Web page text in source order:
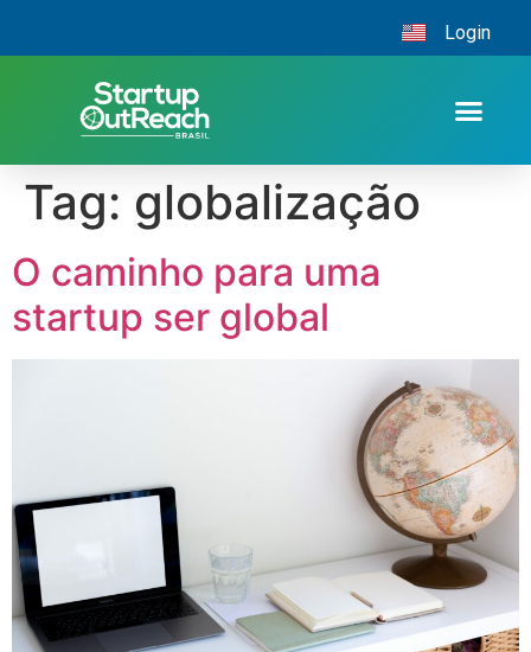
Login
Tag: globalização
O caminho para uma
startup ser global